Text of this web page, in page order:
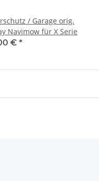
/ Garage orig.
Navimow für X Serie
€ *